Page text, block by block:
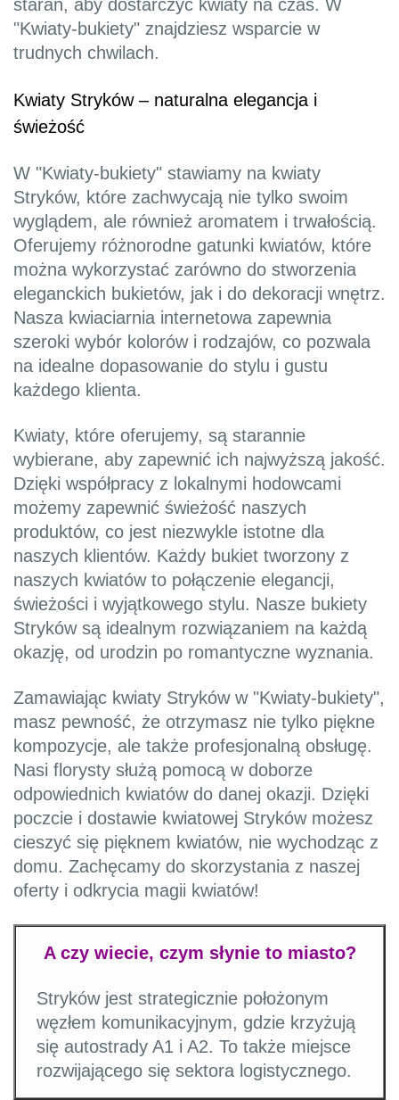
starań, aby dostarczyć kwiaty na czas. W
"Kwiaty-bukiety" znajdziesz wsparcie w
trudnych chwilach.
Kwiaty Stryków – naturalna elegancja i
świeżość
W "Kwiaty-bukiety" stawiamy na kwiaty
Stryków, które zachwycają nie tylko swoim
wyglądem, ale również aromatem i trwałością.
Oferujemy różnorodne gatunki kwiatów, które
można wykorzystać zarówno do stworzenia
eleganckich bukietów, jak i do dekoracji wnętrz.
Nasza kwiaciarnia internetowa zapewnia
szeroki wybór kolorów i rodzajów, co pozwala
na idealne dopasowanie do stylu i gustu
każdego klienta.
Kwiaty, które oferujemy, są starannie
wybierane, aby zapewnić ich najwyższą jakość.
Dzięki współpracy z lokalnymi hodowcami
możemy zapewnić świeżość naszych
produktów, co jest niezwykle istotne dla
naszych klientów. Każdy bukiet tworzony z
naszych kwiatów to połączenie elegancji,
świeżości i wyjątkowego stylu. Nasze bukiety
Stryków są idealnym rozwiązaniem na każdą
okazję, od urodzin po romantyczne wyznania.
Zamawiając kwiaty Stryków w "Kwiaty-bukiety",
masz pewność, że otrzymasz nie tylko piękne
kompozycje, ale także profesjonalną obsługę.
Nasi florysty służą pomocą w doborze
odpowiednich kwiatów do danej okazji. Dzięki
poczcie i dostawie kwiatowej Stryków możesz
cieszyć się pięknem kwiatów, nie wychodząc z
domu. Zachęcamy do skorzystania z naszej
oferty i odkrycia magii kwiatów!
A czy wiecie, czym słynie to miasto?
Stryków jest strategicznie położonym
węzłem komunikacyjnym, gdzie krzyżują
się autostrady A1 i A2. To także miejsce
rozwijającego się sektora logistycznego.